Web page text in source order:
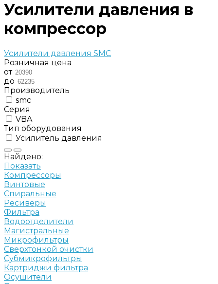
Усилители давления в
компрессор
Усилители давления SMC
Розничная цена
от
до
Производитель
smc
Серия
VBA
Тип оборудования
Усилитель давления
Найдено:
Показать
Компрессоры
Винтовые
Спиральные
Ресиверы
Фильтра
Водоотделители
Магистральные
Микрофильтры
Сверхтонкой очистки
Субмикрофильтры
Картриджи фильтра
Осушители